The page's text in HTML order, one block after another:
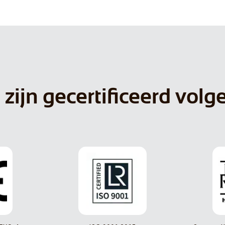
gecertificeerd